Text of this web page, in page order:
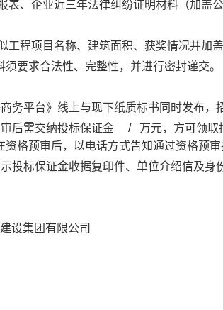
表、企业近三年法律纠纷证明材料（加盖
工程项目名称、建筑面积、获奖情况并加
要求合法性、完整性，并进行密封递交。
务平台》线上与现下纸质标书同时发布，
后需交纳投标保证金
/
万元，方可领取
格预审后，以电话方式告知通过资格预审
投标保证金收据复印件、单位介绍信及身
设集团有限公司